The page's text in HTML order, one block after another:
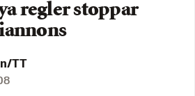
regler stoppar
TT